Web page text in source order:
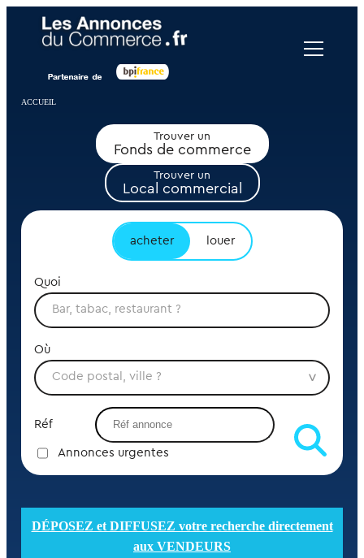
ACCUEIL
Trouver un
Fonds de commerce
Trouver un
Local commercial
acheter louer
Quoi
Où
Réf
Annonces urgentes
DÉPOSEZ et DIFFUSEZ votre recherche directement
aux VENDEURS
Panneau de gestion des cookies